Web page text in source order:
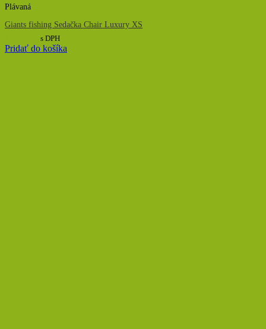
Plávaná
Giants fishing Sedačka Chair Luxury XS
s DPH
Pridať do košíka